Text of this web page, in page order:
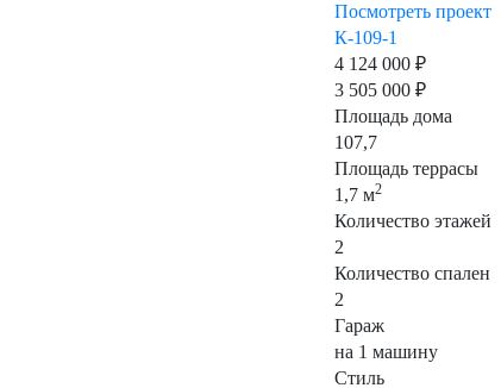
Посмотреть проект
К-109-1
4 124 000 ₽
3 505 000 ₽
Площадь дома
107,7
Площадь террасы
1,7 м2
Количество этажей
2
Количество спален
2
Гараж
на 1 машину
Стиль